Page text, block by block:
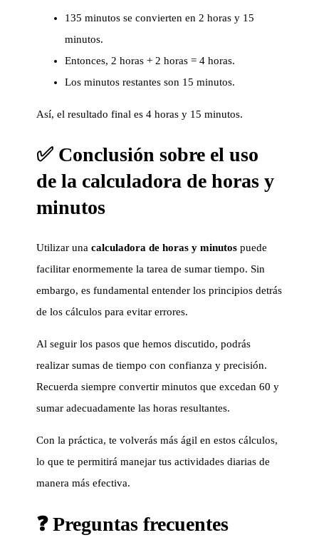
135 minutos se convierten en 2 horas y 15
minutos.
Entonces, 2 horas + 2 horas = 4 horas.
Los minutos restantes son 15 minutos.
Así, el resultado final es 4 horas y 15 minutos.
✅ Conclusión sobre el uso
de la calculadora de horas y
minutos
Utilizar unacalculadora de horas y minutos puede
facilitar enormemente la tarea de sumar tiempo. Sin
embargo, es fundamental entender los principios detrás
de los cálculos para evitar errores.
Al seguir los pasos que hemos discutido, podrás
realizar sumas de tiempo con confianza y precisión.
Recuerda siempre convertir minutos que excedan 60 y
sumar adecuadamente las horas resultantes.
Con la práctica, te volverás más ágil en estos cálculos,
lo que te permitirá manejar tus actividades diarias de
manera más efectiva.
❓ Preguntas frecuentes